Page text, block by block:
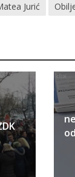
Jurić